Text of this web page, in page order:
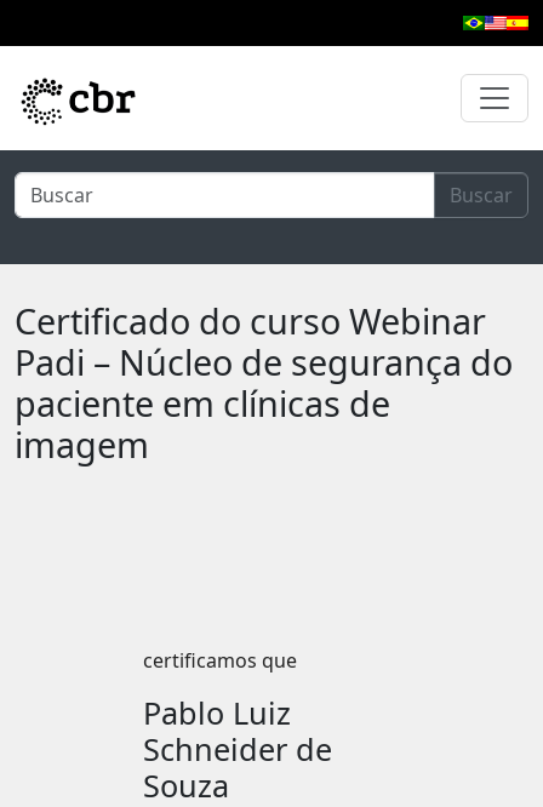
Buscar
Certificado do curso Webinar
Padi – Núcleo de segurança do
paciente em clínicas de
imagem
certificamos que
Pablo Luiz
Schneider de
Souza